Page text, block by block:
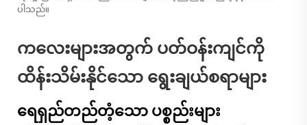
ပါသည်။
ကလေးများအတွက် ပတ်ဝန်းကျင်ကို
ထိန်းသိမ်းနိုင်သော ရွေးချယ်စရာများ
ရေရှည်တည်တံ့သော ပစ္စည်းများ